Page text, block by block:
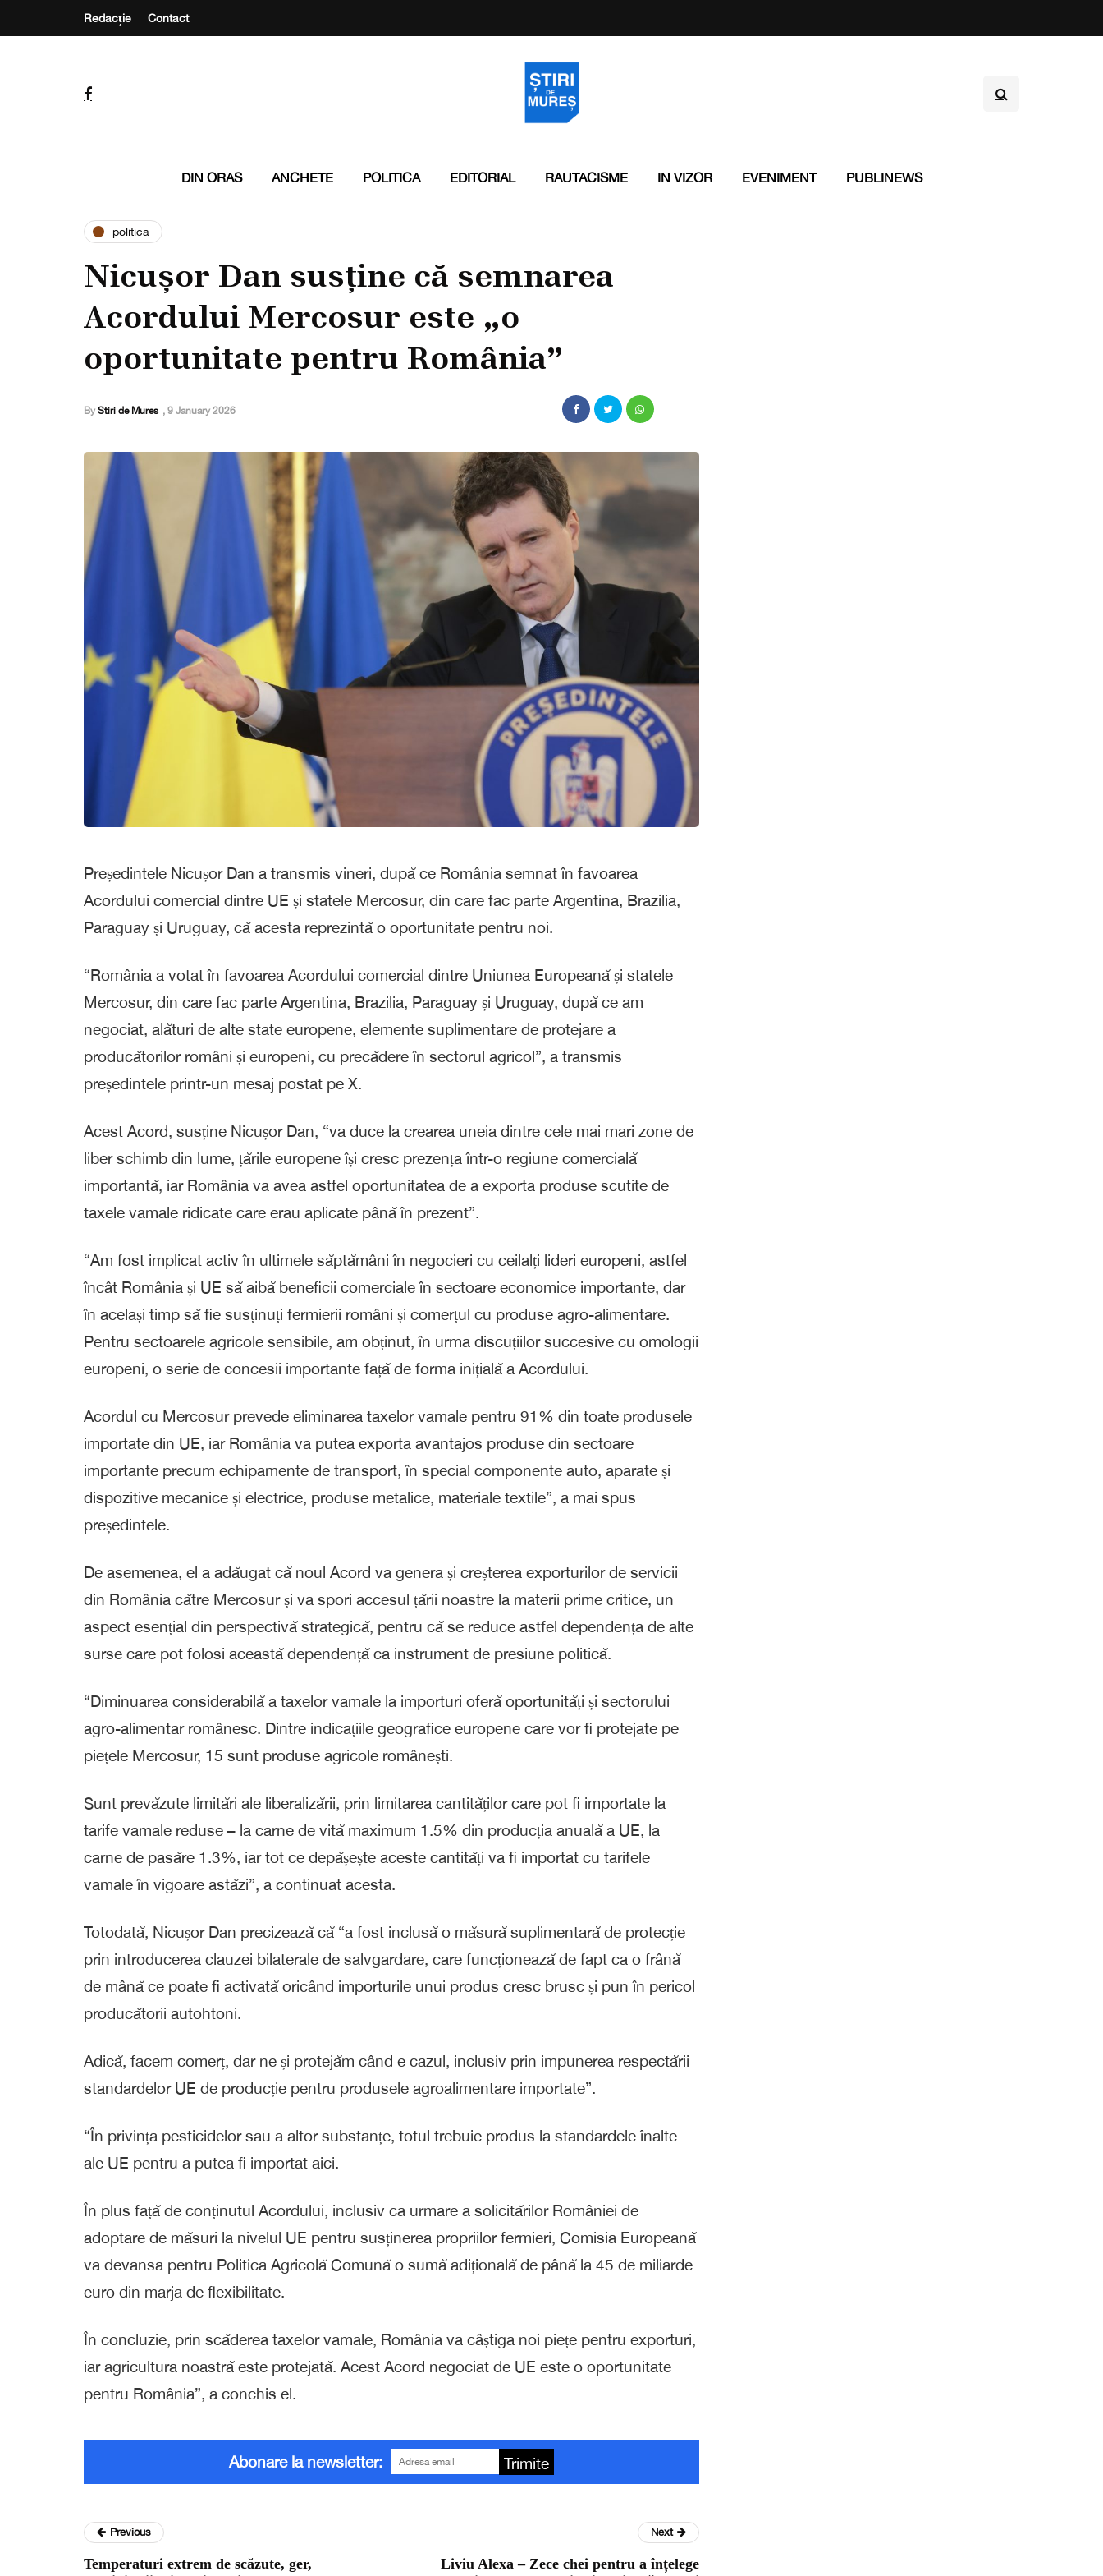
Redacție Contact
DIN ORAS ANCHETE POLITICA EDITORIAL RAUTACISME IN VIZOR EVENIMENT PUBLINEWS
politica
Nicușor Dan susține că semnarea
Acordului Mercosur este „o
oportunitate pentru România”
By Stiri de Mures , 9 January 2026
Președintele Nicușor Dan a transmis vineri, după ce România semnat în favoarea
Acordului comercial dintre UE și statele Mercosur, din care fac parte Argentina, Brazilia,
Paraguay și Uruguay, că acesta reprezintă o oportunitate pentru noi.
“România a votat în favoarea Acordului comercial dintre Uniunea Europeană și statele
Mercosur, din care fac parte Argentina, Brazilia, Paraguay și Uruguay, după ce am
negociat, alături de alte state europene, elemente suplimentare de protejare a
producătorilor români și europeni, cu precădere în sectorul agricol”, a transmis
președintele printr-un mesaj postat pe X.
Acest Acord, susține Nicușor Dan, “va duce la crearea uneia dintre cele mai mari zone de
liber schimb din lume, țările europene își cresc prezența într-o regiune comercială
importantă, iar România va avea astfel oportunitatea de a exporta produse scutite de
taxele vamale ridicate care erau aplicate până în prezent”.
“Am fost implicat activ în ultimele săptămâni în negocieri cu ceilalți lideri europeni, astfel
încât România și UE să aibă beneficii comerciale în sectoare economice importante, dar
în același timp să fie susținuți fermierii români și comerțul cu produse agro-alimentare.
Pentru sectoarele agricole sensibile, am obținut, în urma discuțiilor succesive cu omologii
europeni, o serie de concesii importante față de forma inițială a Acordului.
Acordul cu Mercosur prevede eliminarea taxelor vamale pentru 91% din toate produsele
importate din UE, iar România va putea exporta avantajos produse din sectoare
importante precum echipamente de transport, în special componente auto, aparate și
dispozitive mecanice și electrice, produse metalice, materiale textile”, a mai spus
președintele.
De asemenea, el a adăugat că noul Acord va genera și creșterea exporturilor de servicii
din România către Mercosur și va spori accesul țării noastre la materii prime critice, un
aspect esențial din perspectivă strategică, pentru că se reduce astfel dependența de alte
surse care pot folosi această dependență ca instrument de presiune politică.
“Diminuarea considerabilă a taxelor vamale la importuri oferă oportunități și sectorului
agro-alimentar românesc. Dintre indicațiile geografice europene care vor fi protejate pe
piețele Mercosur, 15 sunt produse agricole românești.
Sunt prevăzute limitări ale liberalizării, prin limitarea cantităților care pot fi importate la
tarife vamale reduse – la carne de vită maximum 1.5% din producția anuală a UE, la
carne de pasăre 1.3%, iar tot ce depășește aceste cantități va fi importat cu tarifele
vamale în vigoare astăzi”, a continuat acesta.
Totodată, Nicușor Dan precizează că “a fost inclusă o măsură suplimentară de protecție
prin introducerea clauzei bilaterale de salvgardare, care funcționează de fapt ca o frână
de mână ce poate fi activată oricând importurile unui produs cresc brusc și pun în pericol
producătorii autohtoni.
Adică, facem comerț, dar ne și protejăm când e cazul, inclusiv prin impunerea respectării
standardelor UE de producție pentru produsele agroalimentare importate”.
“În privința pesticidelor sau a altor substanțe, totul trebuie produs la standardele înalte
ale UE pentru a putea fi importat aici.
În plus față de conținutul Acordului, inclusiv ca urmare a solicitărilor României de
adoptare de măsuri la nivelul UE pentru susținerea propriilor fermieri, Comisia Europeană
va devansa pentru Politica Agricolă Comună o sumă adițională de până la 45 de miliarde
euro din marja de flexibilitate.
În concluzie, prin scăderea taxelor vamale, România va câștiga noi piețe pentru exporturi,
iar agricultura noastră este protejată. Acest Acord negociat de UE este o oportunitate
pentru România”, a conchis el.
Abonare la newsletter: Trimite
Previous
Temperaturi extrem de scăzute, ger,
Next
Liviu Alexa – Zece chei pentru a înțelege